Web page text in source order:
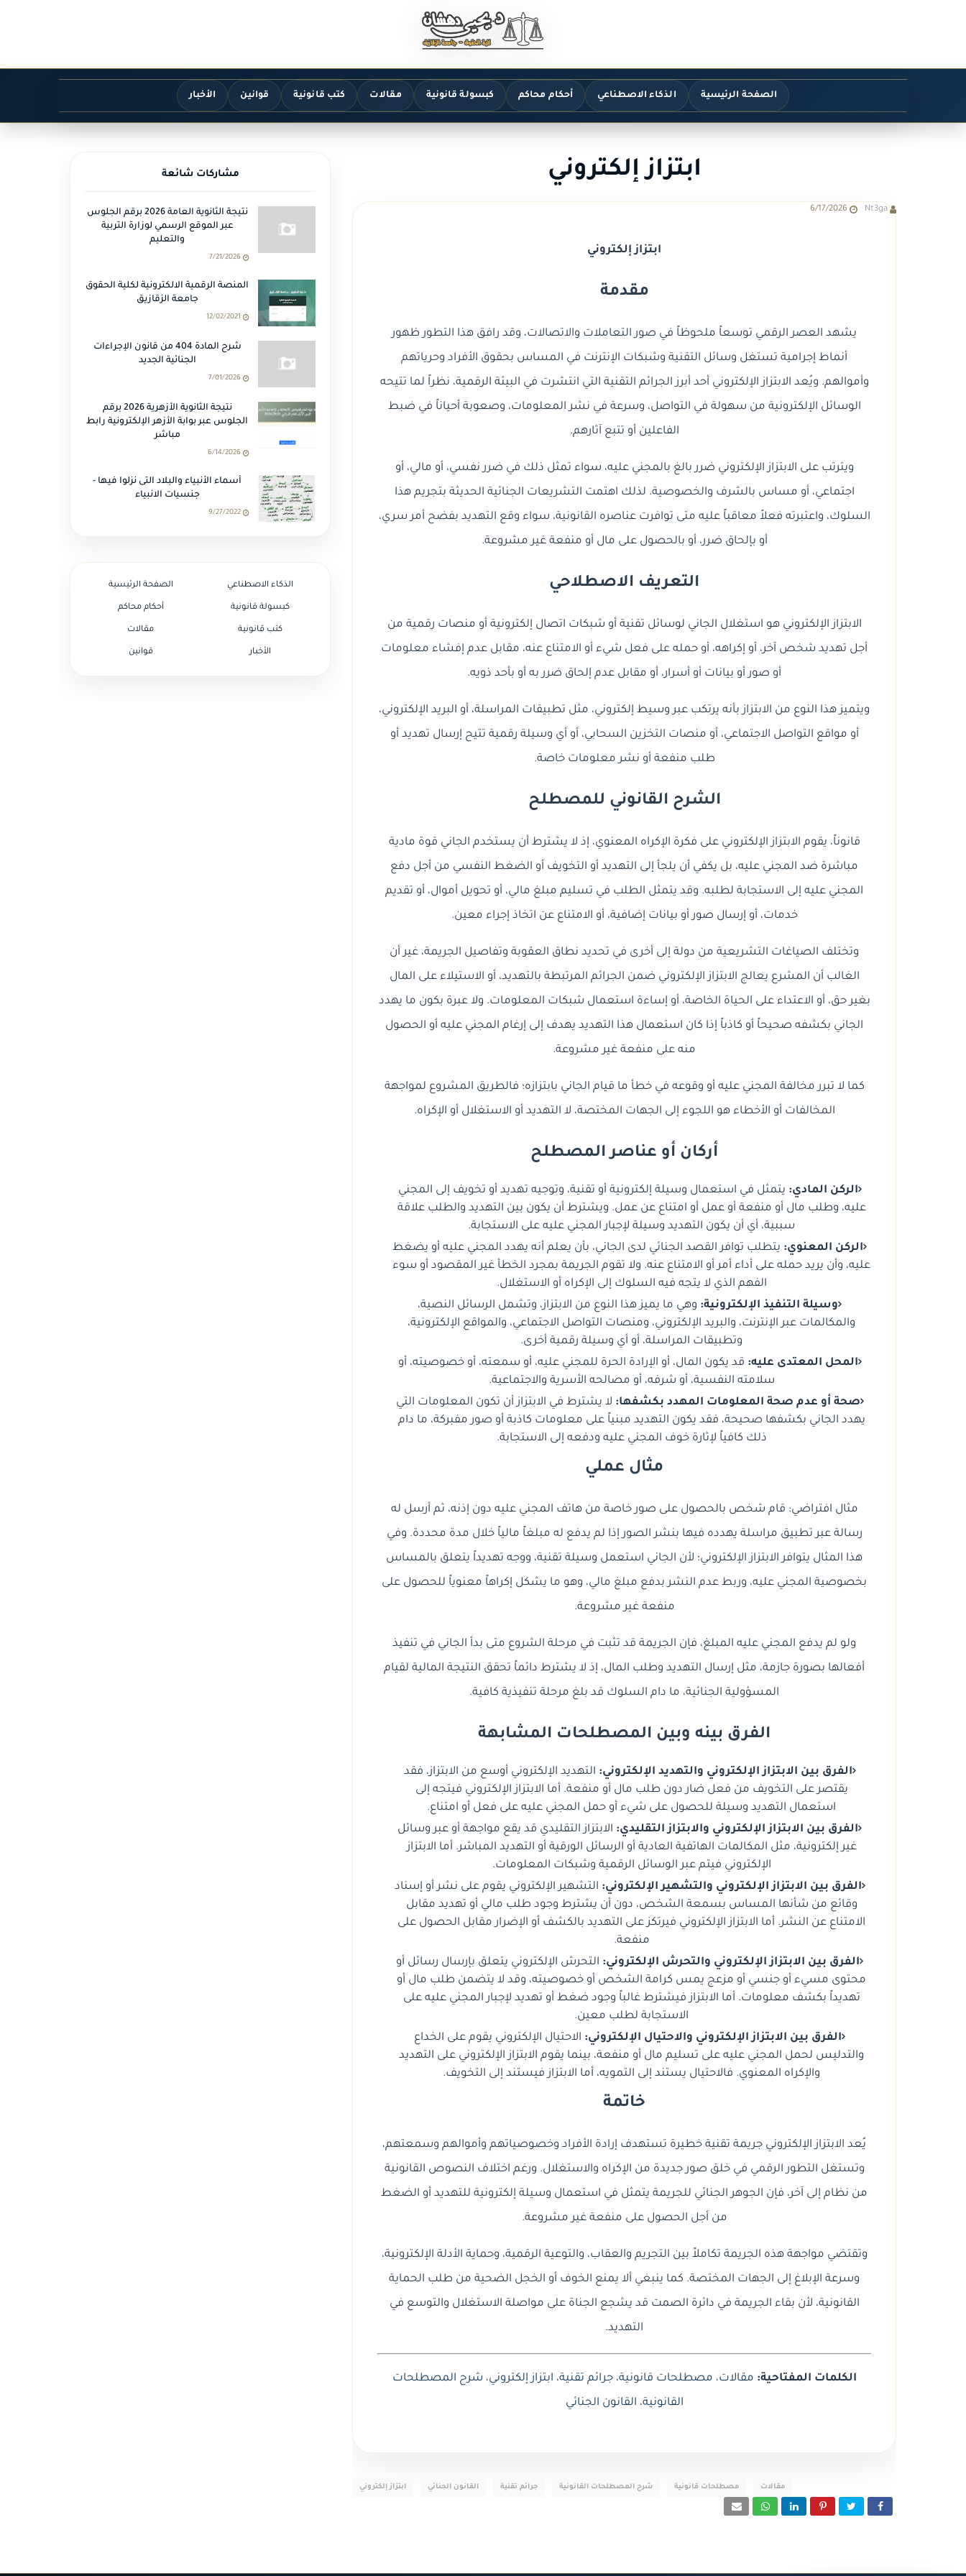
الصفحة الرئيسية الذكاء الاصطناعي أحكام محاكم كبسولة قانونية مقالات كتب قانونية قوانين الأخبار
ابتزاز إلكتروني
Nt3ga
6/17/2026
ابتزاز إلكتروني
مقدمة
يشهد العصر الرقمي توسعاً ملحوظاً في صور التعاملات والاتصالات، وقد رافق هذا التطور ظهور
أنماط إجرامية تستغل وسائل التقنية وشبكات الإنترنت في المساس بحقوق الأفراد وحرياتهم
وأموالهم. ويُعد الابتزاز الإلكتروني أحد أبرز الجرائم التقنية التي انتشرت في البيئة الرقمية، نظراً لما تتيحه
الوسائل الإلكترونية من سهولة في التواصل، وسرعة في نشر المعلومات، وصعوبة أحياناً في ضبط
الفاعلين أو تتبع آثارهم.
ويترتب على الابتزاز الإلكتروني ضرر بالغ بالمجني عليه، سواء تمثل ذلك في ضرر نفسي، أو مالي، أو
اجتماعي، أو مساس بالشرف والخصوصية. لذلك اهتمت التشريعات الجنائية الحديثة بتجريم هذا
السلوك، واعتبرته فعلاً معاقباً عليه متى توافرت عناصره القانونية، سواء وقع التهديد بفضح أمر سري،
أو بإلحاق ضرر، أو بالحصول على مال أو منفعة غير مشروعة.
التعريف الاصطلاحي
الابتزاز الإلكتروني هو استغلال الجاني لوسائل تقنية أو شبكات اتصال إلكترونية أو منصات رقمية من
أجل تهديد شخص آخر، أو إكراهه، أو حمله على فعل شيء أو الامتناع عنه، مقابل عدم إفشاء معلومات
أو صور أو بيانات أو أسرار، أو مقابل عدم إلحاق ضرر به أو بأحد ذويه.
ويتميز هذا النوع من الابتزاز بأنه يرتكب عبر وسيط إلكتروني، مثل تطبيقات المراسلة، أو البريد الإلكتروني،
أو مواقع التواصل الاجتماعي، أو منصات التخزين السحابي، أو أي وسيلة رقمية تتيح إرسال تهديد أو
طلب منفعة أو نشر معلومات خاصة.
الشرح القانوني للمصطلح
قانوناً، يقوم الابتزاز الإلكتروني على فكرة الإكراه المعنوي، إذ لا يشترط أن يستخدم الجاني قوة مادية
مباشرة ضد المجني عليه، بل يكفي أن يلجأ إلى التهديد أو التخويف أو الضغط النفسي من أجل دفع
المجني عليه إلى الاستجابة لطلبه. وقد يتمثل الطلب في تسليم مبلغ مالي، أو تحويل أموال، أو تقديم
خدمات، أو إرسال صور أو بيانات إضافية، أو الامتناع عن اتخاذ إجراء معين.
وتختلف الصياغات التشريعية من دولة إلى أخرى في تحديد نطاق العقوبة وتفاصيل الجريمة، غير أن
الغالب أن المشرع يعالج الابتزاز الإلكتروني ضمن الجرائم المرتبطة بالتهديد، أو الاستيلاء على المال
بغير حق، أو الاعتداء على الحياة الخاصة، أو إساءة استعمال شبكات المعلومات. ولا عبرة بكون ما يهدد
الجاني بكشفه صحيحاً أو كاذباً إذا كان استعمال هذا التهديد يهدف إلى إرغام المجني عليه أو الحصول
منه على منفعة غير مشروعة.
كما لا تبرر مخالفة المجني عليه أو وقوعه في خطأ ما قيام الجاني بابتزازه؛ فالطريق المشروع لمواجهة
المخالفات أو الأخطاء هو اللجوء إلى الجهات المختصة، لا التهديد أو الاستغلال أو الإكراه.
أركان أو عناصر المصطلح
الركن المادي: يتمثل في استعمال وسيلة إلكترونية أو تقنية، وتوجيه تهديد أو تخويف إلى المجني
عليه، وطلب مال أو منفعة أو عمل أو امتناع عن عمل. ويشترط أن يكون بين التهديد والطلب علاقة
سببية، أي أن يكون التهديد وسيلة لإجبار المجني عليه على الاستجابة.
الركن المعنوي: يتطلب توافر القصد الجنائي لدى الجاني، بأن يعلم أنه يهدد المجني عليه أو يضغط
عليه، وأن يريد حمله على أداء أمر أو الامتناع عنه. ولا تقوم الجريمة بمجرد الخطأ غير المقصود أو سوء
الفهم الذي لا يتجه فيه السلوك إلى الإكراه أو الاستغلال.
وسيلة التنفيذ الإلكترونية: وهي ما يميز هذا النوع من الابتزاز، وتشمل الرسائل النصية،
والمكالمات عبر الإنترنت، والبريد الإلكتروني، ومنصات التواصل الاجتماعي، والمواقع الإلكترونية،
وتطبيقات المراسلة، أو أي وسيلة رقمية أخرى.
المحل المعتدى عليه: قد يكون المال، أو الإرادة الحرة للمجني عليه، أو سمعته، أو خصوصيته، أو
سلامته النفسية، أو شرفه، أو مصالحه الأسرية والاجتماعية.
صحة أو عدم صحة المعلومات المهدد بكشفها: لا يشترط في الابتزاز أن تكون المعلومات التي
يهدد الجاني بكشفها صحيحة، فقد يكون التهديد مبنياً على معلومات كاذبة أو صور مفبركة، ما دام
ذلك كافياً لإثارة خوف المجني عليه ودفعه إلى الاستجابة.
مثال عملي
مثال افتراضي: قام شخص بالحصول على صور خاصة من هاتف المجني عليه دون إذنه، ثم أرسل له
رسالة عبر تطبيق مراسلة يهدده فيها بنشر الصور إذا لم يدفع له مبلغاً مالياً خلال مدة محددة. وفي
هذا المثال يتوافر الابتزاز الإلكتروني؛ لأن الجاني استعمل وسيلة تقنية، ووجه تهديداً يتعلق بالمساس
بخصوصية المجني عليه، وربط عدم النشر بدفع مبلغ مالي، وهو ما يشكل إكراهاً معنوياً للحصول على
منفعة غير مشروعة.
ولو لم يدفع المجني عليه المبلغ، فإن الجريمة قد تثبت في مرحلة الشروع متى بدأ الجاني في تنفيذ
أفعالها بصورة جازمة، مثل إرسال التهديد وطلب المال، إذ لا يشترط دائماً تحقق النتيجة المالية لقيام
المسؤولية الجنائية، ما دام السلوك قد بلغ مرحلة تنفيذية كافية.
الفرق بينه وبين المصطلحات المشابهة
الفرق بين الابتزاز الإلكتروني والتهديد الإلكتروني: التهديد الإلكتروني أوسع من الابتزاز، فقد
يقتصر على التخويف من فعل ضار دون طلب مال أو منفعة. أما الابتزاز الإلكتروني فيتجه إلى
استعمال التهديد وسيلة للحصول على شيء أو حمل المجني عليه على فعل أو امتناع.
الفرق بين الابتزاز الإلكتروني والابتزاز التقليدي: الابتزاز التقليدي قد يقع مواجهة أو عبر وسائل
غير إلكترونية، مثل المكالمات الهاتفية العادية أو الرسائل الورقية أو التهديد المباشر. أما الابتزاز
الإلكتروني فيتم عبر الوسائل الرقمية وشبكات المعلومات.
الفرق بين الابتزاز الإلكتروني والتشهير الإلكتروني: التشهير الإلكتروني يقوم على نشر أو إسناد
وقائع من شأنها المساس بسمعة الشخص، دون أن يشترط وجود طلب مالي أو تهديد مقابل
الامتناع عن النشر. أما الابتزاز الإلكتروني فيرتكز على التهديد بالكشف أو الإضرار مقابل الحصول على
منفعة.
الفرق بين الابتزاز الإلكتروني والتحرش الإلكتروني: التحرش الإلكتروني يتعلق بإرسال رسائل أو
محتوى مسيء أو جنسي أو مزعج يمس كرامة الشخص أو خصوصيته، وقد لا يتضمن طلب مال أو
تهديداً بكشف معلومات. أما الابتزاز فيشترط غالباً وجود ضغط أو تهديد لإجبار المجني عليه على
الاستجابة لطلب معين.
الفرق بين الابتزاز الإلكتروني والاحتيال الإلكتروني: الاحتيال الإلكتروني يقوم على الخداع
والتدليس لحمل المجني عليه على تسليم مال أو منفعة، بينما يقوم الابتزاز الإلكتروني على التهديد
والإكراه المعنوي. فالاحتيال يستند إلى التمويه، أما الابتزاز فيستند إلى التخويف.
خاتمة
يُعد الابتزاز الإلكتروني جريمة تقنية خطيرة تستهدف إرادة الأفراد وخصوصياتهم وأموالهم وسمعتهم،
وتستغل التطور الرقمي في خلق صور جديدة من الإكراه والاستغلال. ورغم اختلاف النصوص القانونية
من نظام إلى آخر، فإن الجوهر الجنائي للجريمة يتمثل في استعمال وسيلة إلكترونية للتهديد أو الضغط
من أجل الحصول على منفعة غير مشروعة.
وتقتضي مواجهة هذه الجريمة تكاملاً بين التجريم والعقاب، والتوعية الرقمية، وحماية الأدلة الإلكترونية،
وسرعة الإبلاغ إلى الجهات المختصة. كما ينبغي ألا يمنع الخوف أو الخجل الضحية من طلب الحماية
القانونية، لأن بقاء الجريمة في دائرة الصمت قد يشجع الجناة على مواصلة الاستغلال والتوسع في
التهديد.
الكلمات المفتاحية: مقالات، مصطلحات قانونية،جرائم تقنية، ابتزاز إلكتروني، شرح المصطلحات
القانونية، القانون الجنائي
ابتزاز إلكتروني القانون الجنائي جرائم تقنية شرح المصطلحات القانونية مصطلحات قانونية مقالات
مشاركات شائعة
نتيجة الثانوية العامة 2026 برقم الجلوس
عبر الموقع الرسمي لوزارة التربية
والتعليم
7/21/2026
المنصة الرقمية الالكترونية لكلية الحقوق
جامعة الزقازيق
12/02/2021
شرح المادة 404 من قانون الإجراءات
الجنائية الجديد
7/01/2026
نتيجة الثانوية الأزهرية 2026 برقم
الجلوس عبر بوابة الأزهر الإلكترونية رابط
مباشر
6/14/2026
أسماء الأنبياء والبلاد التى نزلوا فيها -
جنسيات الانبياء
9/27/2022
الصفحة الرئيسية الذكاء الاصطناعي
أحكام محاكم كبسولة قانونية
مقالات كتب قانونية
قوانين الأخبار